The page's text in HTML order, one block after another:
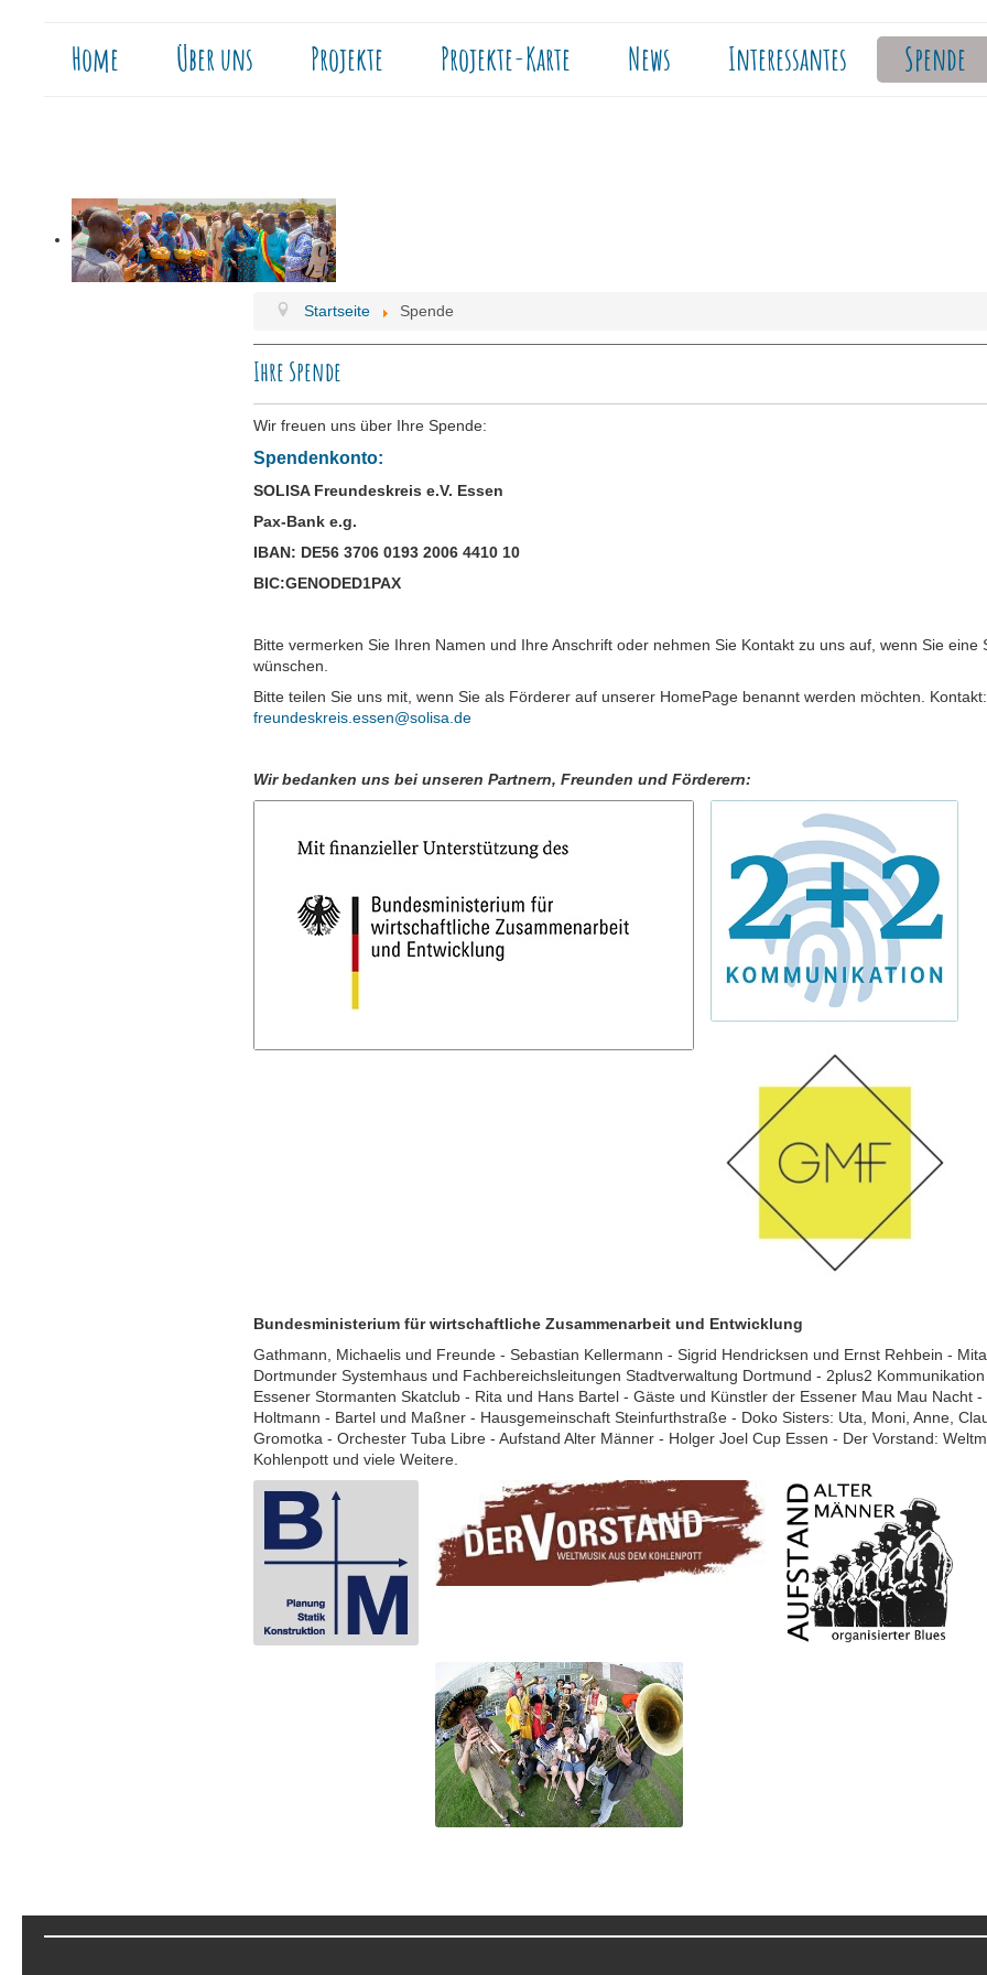
Home Über uns Projekte Projekte-Karte News Interessantes Spende
Startseite Spende
Ihre Spende
Wir freuen uns über Ihre Spende:
Spendenkonto:
SOLISA Freundeskreis e.V. Essen
Pax-Bank e.g.
IBAN: DE56 3706 0193 2006 4410 10
BIC:GENODED1PAX
Bitte vermerken Sie Ihren Namen und Ihre Anschrift oder nehmen Sie Kontakt zu uns auf, wenn Sie eine
wünschen.
Bitte teilen Sie uns mit, wenn Sie als Förderer auf unserer HomePage benannt werden möchten. Kontakt:
freundeskreis.essen@solisa.de
Wir bedanken uns bei unseren Partnern, Freunden und Förderern:
Bundesministerium für wirtschaftliche Zusammenarbeit und Entwicklung
Gathmann, Michaelis und Freunde - Sebastian Kellermann - Sigrid Hendricksen und Ernst Rehbein -
Dortmunder Systemhaus und Fachbereichsleitungen Stadtverwaltung Dortmund - 2plus2
Essener Stormanten Skatclub - Rita und Hans Bartel - Gäste und Künstler der Essener Mau Mau Nacht
Holtmann - Bartel und Maßner - Hausgemeinschaft Steinfurthstraße - Doko Sisters: Uta, Moni, Anne,
Gromotka - Orchester Tuba Libre - Aufstand Alter Männer - Holger Joel Cup Essen - Der Vorstand:
Kohlenpott und viele Weitere.